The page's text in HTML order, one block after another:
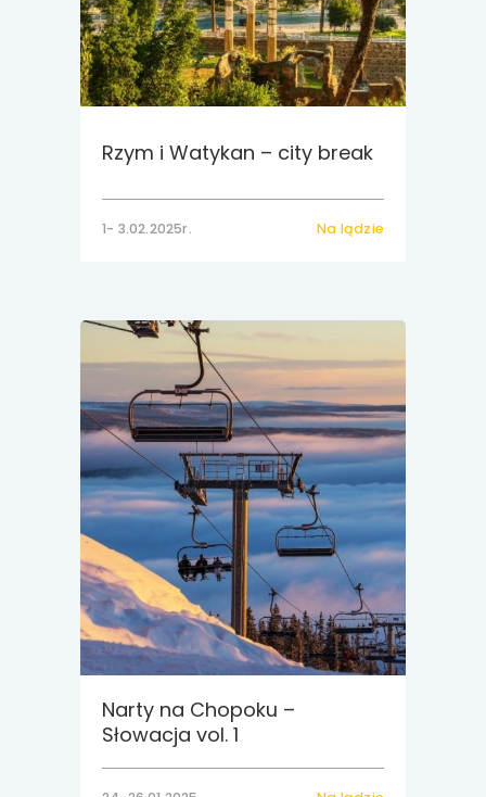
Rzym i Watykan – city break
1- 3.02.2025r. Na lądzie
Narty na Chopoku –
Słowacja vol. 1